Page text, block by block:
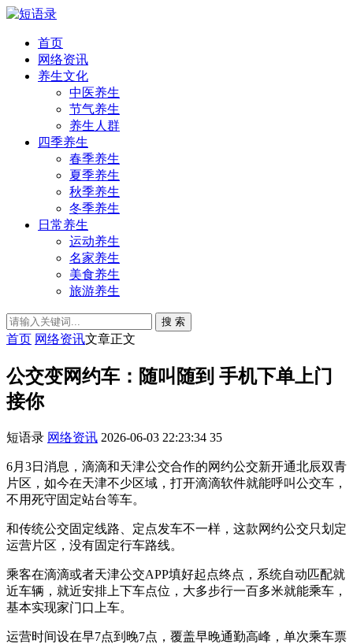
首页
网络资讯
养生文化
中医养生
节气养生
养生人群
四季养生
春季养生
夏季养生
秋季养生
冬季养生
日常养生
运动养生
名家养生
美食养生
旅游养生
搜 索
首页 网络资讯文章正文
公交变网约车：随叫随到 手机下单上门
接你
短语录 网络资讯 2026-06-03 22:23:34 35
6月3日消息，滴滴和天津公交合作的网约公交新开通北辰双青
片区，如今在天津不少区域，打开滴滴软件就能呼叫公交车，
不用死守固定站台等车。
和传统公交固定线路、定点发车不一样，这款网约公交只划定
运营片区，没有固定行车路线。
乘客在滴滴或者天津公交APP填好起点终点，系统自动匹配就
近车辆，就近安排上下车点位，大多步行一百多米就能乘车，
基本实现家门口上车。
运营时间设在早7点到晚7点，覆盖早晚通勤高峰，单次乘车票